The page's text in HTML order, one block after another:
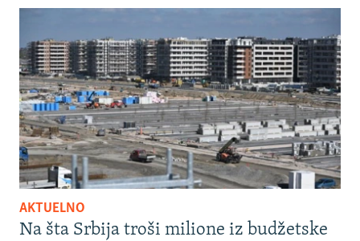
AKTUELNO
Na šta Srbija troši milione iz budžetske